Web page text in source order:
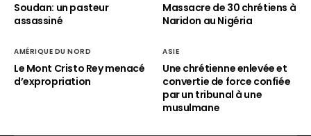
Soudan: un pasteur
assassiné
Massacre de 30 chrétiens à
Naridon au Nigéria
AMÉRIQUE DU NORD
Le Mont Cristo Rey menacé
d’expropriation
ASIE
Une chrétienne enlevée et
convertie de force confiée
par un tribunal à une
musulmane